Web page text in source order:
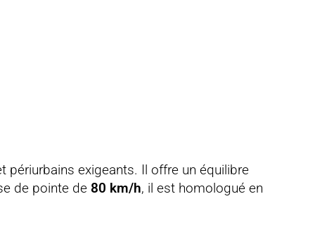
exigeants. Il offre un équilibre
de pointe de 80 km/h, il est homologué en